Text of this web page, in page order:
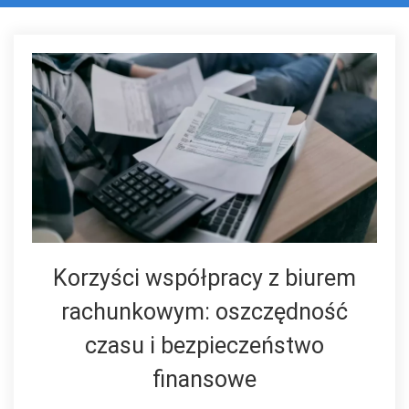
Korzyści współpracy z biurem
rachunkowym: oszczędność
czasu i bezpieczeństwo
finansowe